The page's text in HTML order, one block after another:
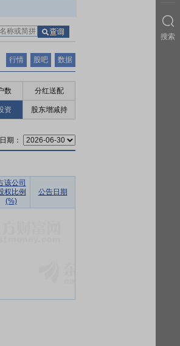
行情 股吧 数据
数 分红送配
资 股东增减持
期：
该公司
权比例
(%)
公告日期
搜索